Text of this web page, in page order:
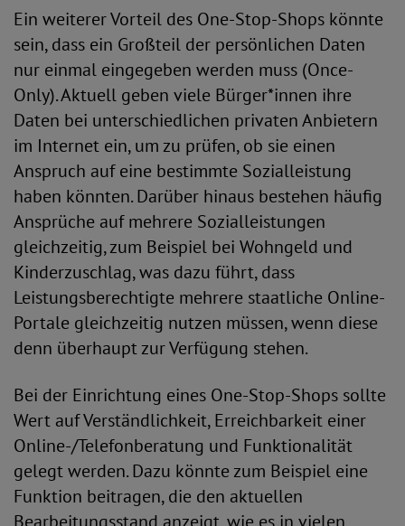
Ein weiterer Vorteil des One-Stop-Shops könnte
sein, dass ein Großteil der persönlichen Daten
nur einmal eingegeben werden muss (Once-
Only). Aktuell geben viele Bürger*innen ihre
Daten bei unterschiedlichen privaten Anbietern
im Internet ein, um zu prüfen, ob sie einen
Anspruch auf eine bestimmte Sozialleistung
haben könnten. Darüber hinaus bestehen häufig
Ansprüche auf mehrere Sozialleistungen
gleichzeitig, zum Beispiel bei Wohngeld und
Kinderzuschlag, was dazu führt, dass
Leistungsberechtigte mehrere staatliche Online-
Portale gleichzeitig nutzen müssen, wenn diese
denn überhaupt zur Verfügung stehen.
Bei der Einrichtung eines One-Stop-Shops sollte
Wert auf Verständlichkeit, Erreichbarkeit einer
Online-/Telefonberatung und Funktionalität
gelegt werden. Dazu könnte zum Beispiel eine
Funktion beitragen, die den aktuellen